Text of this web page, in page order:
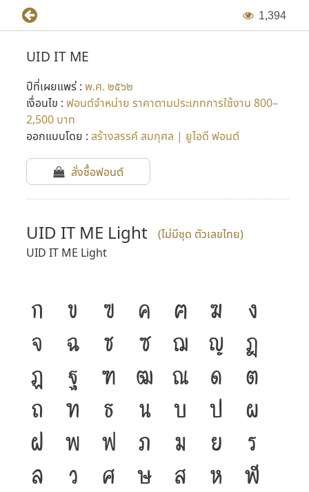
1,394
UID IT ME
ปีที่เผยแพร่ : พ.ศ. ๒๕๖๒
เงื่อนไข : ฟอนต์จำหน่าย ราคาตามประเภทการใช้งาน 800–
2,500 บาท
ออกแบบโดย : สร้างสรรค์ สมกุศล | ยูไอดี ฟอนต์
สั่งซื้อฟอนต์
UID IT ME Light
(ไม่มีชุด ตัวเลขไทย)
UID IT ME Light
ก ข ฃ ค ฅ ฆ
ง
จ
ฉ ช ซ ฌ ญ
ฎ
ฏ
ฐ ฑ ฒ ณ ด
ต
ถ
ท ธ น บ ป
ผ
ฝ
พ ฟ ภ ม ย
ร
ล
ว ศ ษ ส ห
ฬ